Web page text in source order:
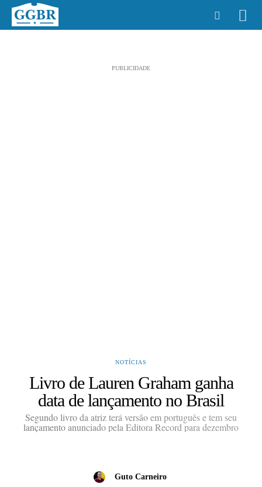
PUBLICIDADE
NOTÍCIAS
Livro de Lauren Graham ganha
data de lançamento no Brasil
Segundo livro da atriz terá versão em português e tem seu
lançamento anunciado pela Editora Record para dezembro
Guto Carneiro